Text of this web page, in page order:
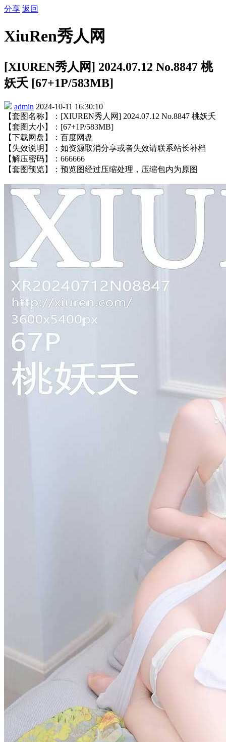
分享 返回
XiuRen秀人网
[XIUREN秀人网] 2024.07.12 No.8847 桃
妖夭 [67+1P/583MB]
admin 2024-10-11 16:30:10
【套图名称】：[XIUREN秀人网] 2024.07.12 No.8847 桃妖夭
【套图大小】：[67+1P/583MB]
【下载网盘】：百度网盘
【失效说明】：如资源取消分享或者失效请联系站长补档
【解压密码】：666666
【套图预览】：预览图经过压缩处理，压缩包内为原图